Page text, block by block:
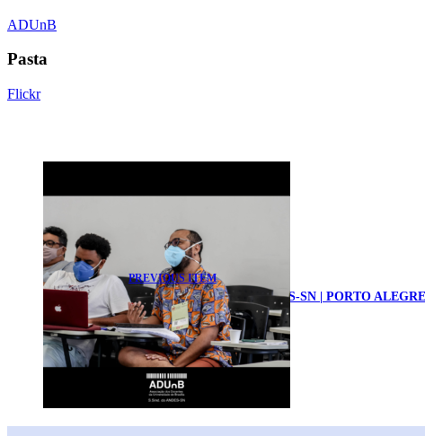
ADUnB
Pasta
Flickr
PREVIOUS ITEM
40º CONGRESSO DO ANDES-SN | PORTO